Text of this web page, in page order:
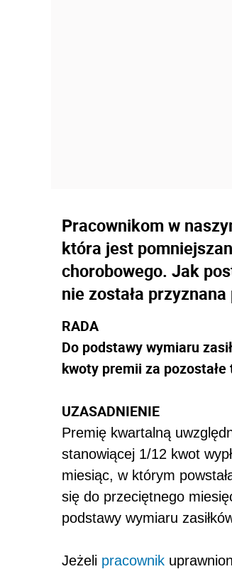
Pracownikom w
która jest
chorobowego. Jak
nie została
RADA
Do podstawy wymiaru
kwoty premii za pozostałe
UZASADNIENIE
Premię kwartalną
stanowiącej 1/12 kwot
miesiąc, w którym
się do przeciętnego
podstawy wymiaru
Jeżeli pracownik